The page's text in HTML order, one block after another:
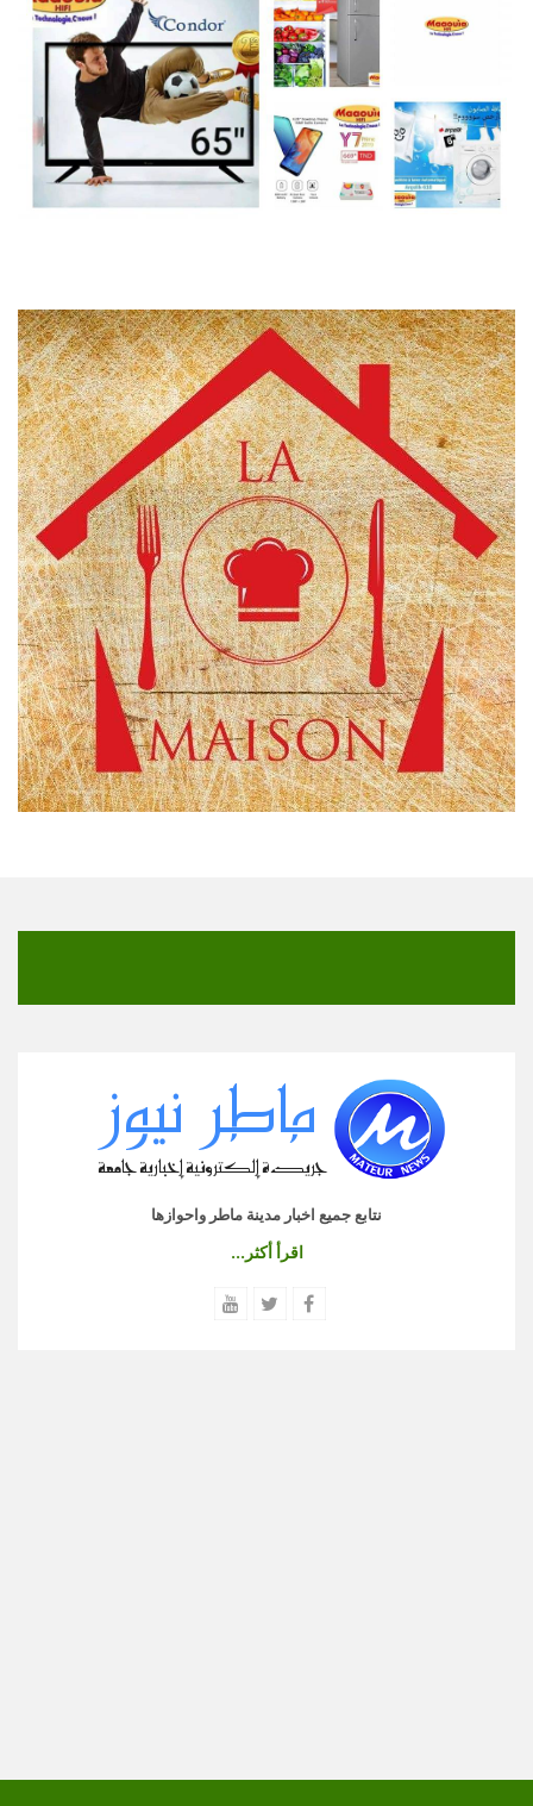
نتابع جميع اخبار مدينة ماطر واحوازها
اقرأ أكثر...